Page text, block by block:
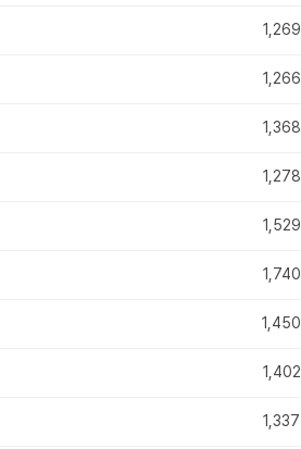
1,269
1,266
1,368
1,278
1,529
1,740
1,450
1,402
1,337